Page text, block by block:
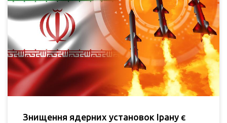
Знищення ядерних установок Ірану є